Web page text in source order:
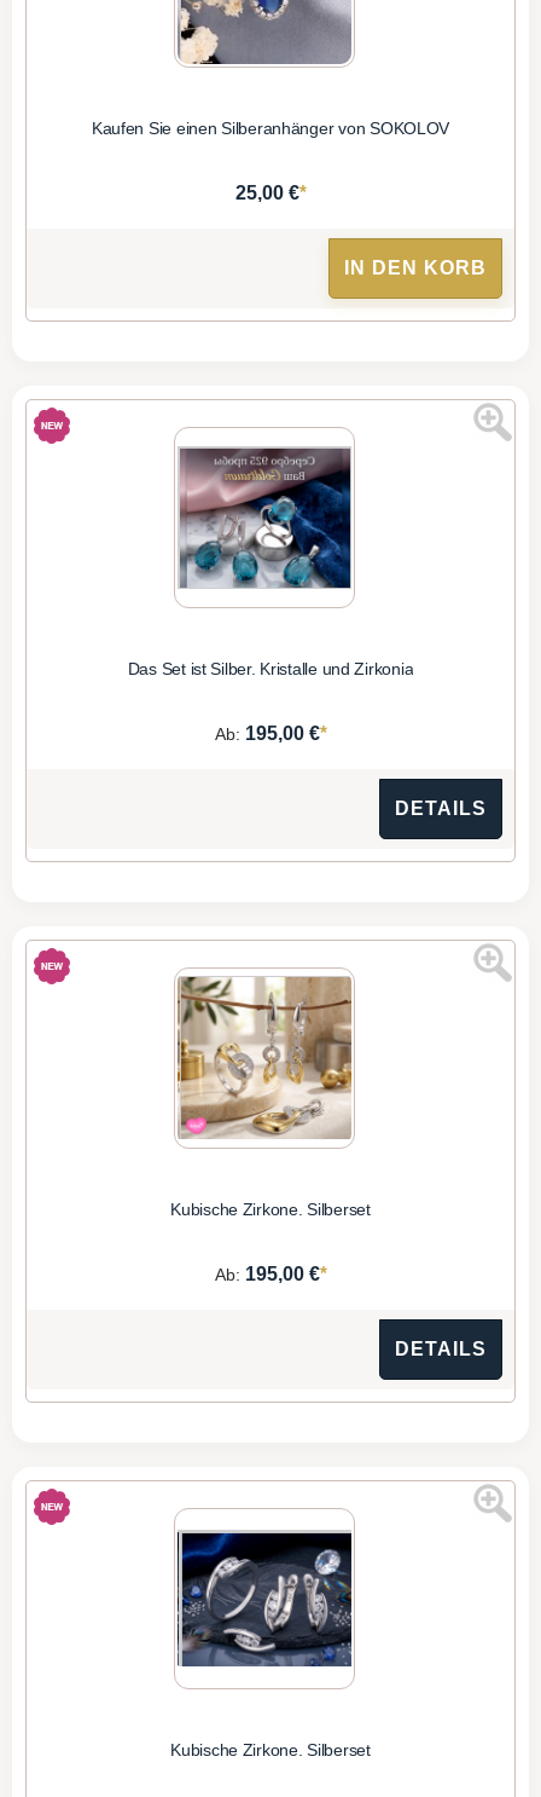
Kaufen Sie einen Silberanhänger von SOKOLOV
25,00 €*
IN DEN KORB
Das Set ist Silber. Kristalle und Zirkonia
Ab: 195,00 €*
DETAILS
Kubische Zirkone. Silberset
Ab: 195,00 €*
DETAILS
Kubische Zirkone. Silberset